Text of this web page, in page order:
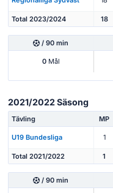
Total 2023/2024 18
/ 90 min
0Mål
2021/2022 Säsong
Tävling MP
U19 Bundesliga 1
Total 2021/2022 1
/ 90 min